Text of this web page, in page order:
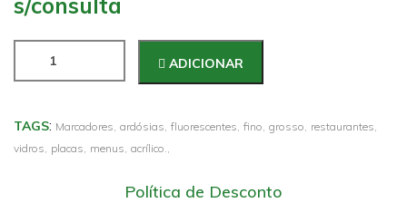
s/consulta
ADICIONAR
TAGS: Marcadores, ardósias, fluorescentes, fino, grosso, restaurantes,
vidros, placas, menus, acrílico.,
Política de Desconto